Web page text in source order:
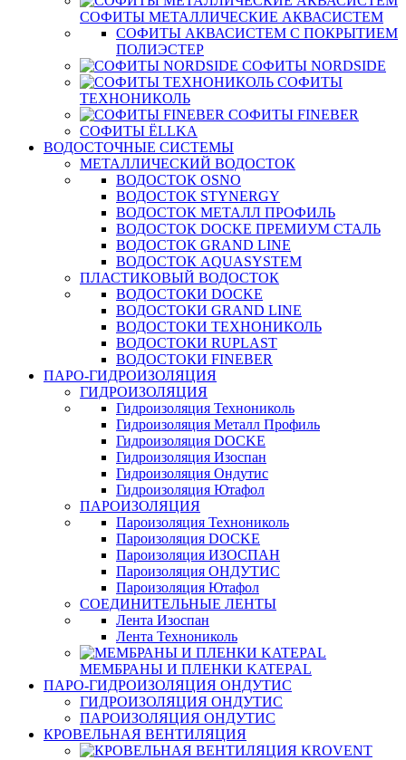
СОФИТЫ МЕТАЛЛИЧЕСКИЕ АКВАСИСТЕМ
СОФИТЫ АКВАСИСТЕМ С ПОКРЫТИЕМ
ПОЛИЭСТЕР
СОФИТЫ NORDSIDE
СОФИТЫ
ТЕХНОНИКОЛЬ
СОФИТЫ FINEBER
СОФИТЫ ЁLLKA
ВОДОСТОЧНЫЕ СИСТЕМЫ
МЕТАЛЛИЧЕСКИЙ ВОДОСТОК
ВОДОСТОК OSNO
ВОДОСТОК STYNERGY
ВОДОСТОК МЕТАЛЛ ПРОФИЛЬ
ВОДОСТОК DOCKE ПРЕМИУМ СТАЛЬ
ВОДОСТОК GRAND LINE
ВОДОСТОК AQUASYSTEM
ПЛАСТИКОВЫЙ ВОДОСТОК
ВОДОСТОКИ DOCKE
ВОДОСТОКИ GRAND LINE
ВОДОСТОКИ ТЕХНОНИКОЛЬ
ВОДОСТОКИ RUPLAST
ВОДОСТОКИ FINEBER
ПАРО-ГИДРОИЗОЛЯЦИЯ
ГИДРОИЗОЛЯЦИЯ
Гидроизоляция Технониколь
Гидроизоляция Металл Профиль
Гидроизоляция DOCKE
Гидроизоляция Изоспан
Гидроизоляция Ондутис
Гидроизоляция Ютафол
ПАРОИЗОЛЯЦИЯ
Пароизоляция Технониколь
Пароизоляция DOCKE
Пароизоляция ИЗОСПАН
Пароизоляция ОНДУТИС
Пароизоляция Ютафол
СОЕДИНИТЕЛЬНЫЕ ЛЕНТЫ
Лента Изоспан
Лента Технониколь
МЕМБРАНЫ И ПЛЕНКИ KATEPAL
ПАРО-ГИДРОИЗОЛЯЦИЯ ОНДУТИС
ГИДРОИЗОЛЯЦИЯ ОНДУТИС
ПАРОИЗОЛЯЦИЯ ОНДУТИС
КРОВЕЛЬНАЯ ВЕНТИЛЯЦИЯ